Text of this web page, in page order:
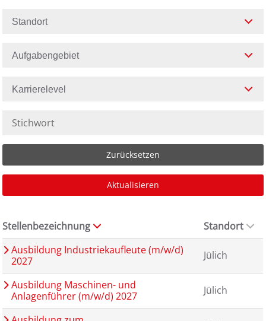
Standort
Aufgabengebiet
Karrierelevel
Zurücksetzen
Aktualisieren
Stellenbezeichnung
Standort
Ausbildung Industriekaufleute (m/w/d)
2027
Jülich
Ausbildung Maschinen- und
Anlagenführer (m/w/d) 2027
Jülich